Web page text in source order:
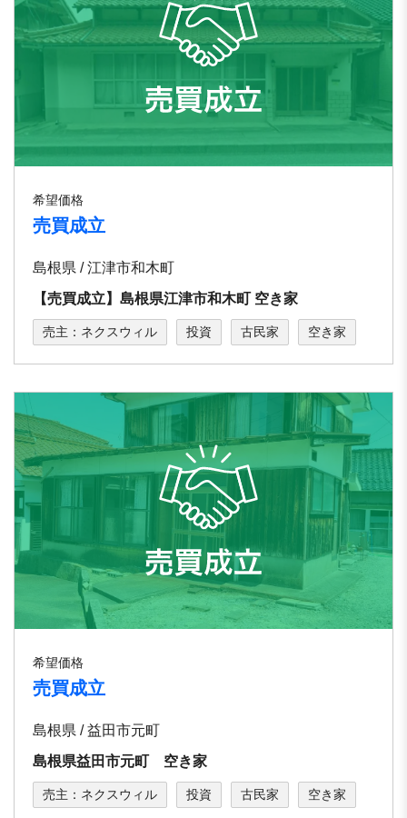
希望価格
売買成立
島根県 / 江津市和木町
【売買成立】島根県江津市和木町 空き家
売主：ネクスウィル 投資 古民家 空き家
希望価格
売買成立
島根県 / 益田市元町
島根県益田市元町 空き家
売主：ネクスウィル 投資 古民家 空き家